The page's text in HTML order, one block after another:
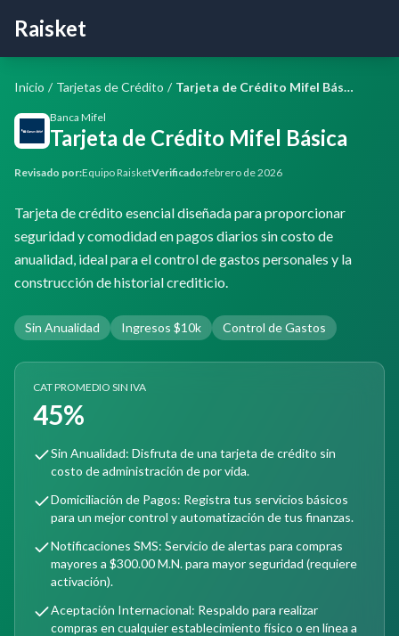
Raisket
Inicio / Tarjetas de Crédito / Tarjeta de Crédito Mifel Básica
Banca Mifel
Tarjeta de Crédito Mifel Básica
Revisado por:Equipo RaisketVerificado:febrero de 2026
Tarjeta de crédito esencial diseñada para proporcionar
seguridad y comodidad en pagos diarios sin costo de
anualidad, ideal para el control de gastos personales y la
construcción de historial crediticio.
Sin Anualidad Ingresos $10k Control de Gastos
CAT PROMEDIO SIN IVA
45%
Sin Anualidad: Disfruta de una tarjeta de crédito sin
costo de administración de por vida.
Domiciliación de Pagos: Registra tus servicios básicos
para un mejor control y automatización de tus finanzas.
Notificaciones SMS: Servicio de alertas para compras
mayores a $300.00 M.N. para mayor seguridad (requiere
activación).
Aceptación Internacional: Respaldo para realizar
compras en cualquier establecimiento físico o en línea a